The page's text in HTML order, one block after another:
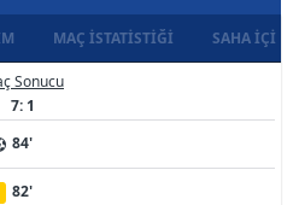
MAÇ İSTATISTIĞI SAHA İÇI
Sonucu
7: 1
84'
82'